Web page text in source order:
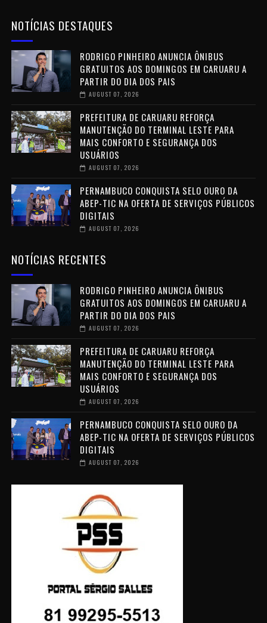
NOTÍCIAS DESTAQUES
RODRIGO PINHEIRO ANUNCIA ÔNIBUS
GRATUITOS AOS DOMINGOS EM CARUARU A
PARTIR DO DIA DOS PAIS
AUGUST 07, 2026
PREFEITURA DE CARUARU REFORÇA
MANUTENÇÃO DO TERMINAL LESTE PARA
MAIS CONFORTO E SEGURANÇA DOS
USUÁRIOS
AUGUST 07, 2026
PERNAMBUCO CONQUISTA SELO OURO DA
ABEP-TIC NA OFERTA DE SERVIÇOS PÚBLICOS
DIGITAIS
AUGUST 07, 2026
NOTÍCIAS RECENTES
RODRIGO PINHEIRO ANUNCIA ÔNIBUS
GRATUITOS AOS DOMINGOS EM CARUARU A
PARTIR DO DIA DOS PAIS
AUGUST 07, 2026
PREFEITURA DE CARUARU REFORÇA
MANUTENÇÃO DO TERMINAL LESTE PARA
MAIS CONFORTO E SEGURANÇA DOS
USUÁRIOS
AUGUST 07, 2026
PERNAMBUCO CONQUISTA SELO OURO DA
ABEP-TIC NA OFERTA DE SERVIÇOS PÚBLICOS
DIGITAIS
AUGUST 07, 2026